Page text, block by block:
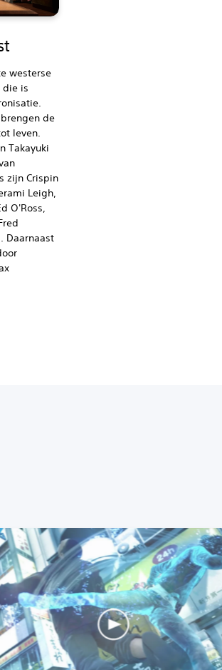
westerse
die is
de
leven.
Takayuki
zijn Crispin
Leigh,
O'Ross,
Daarnaast